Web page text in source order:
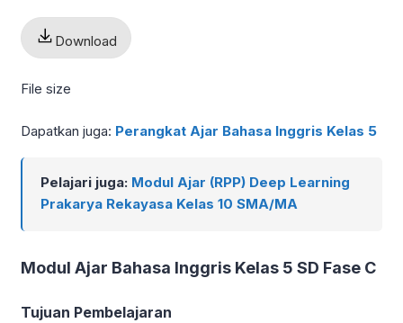
Download
File size
Dapatkan juga: Perangkat Ajar Bahasa Inggris Kelas 5
Pelajari juga: Modul Ajar (RPP) Deep Learning
Prakarya Rekayasa Kelas 10 SMA/MA
Modul Ajar Bahasa Inggris Kelas 5 SD Fase C
Tujuan Pembelajaran